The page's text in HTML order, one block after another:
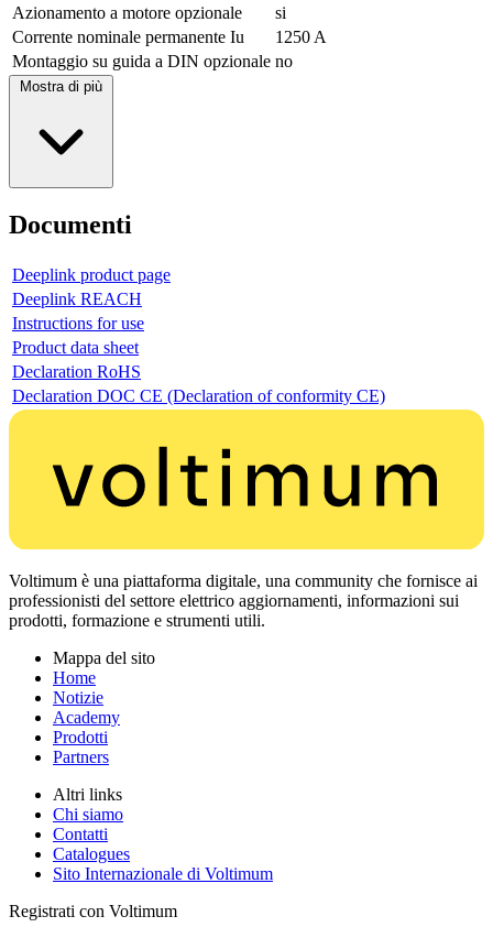
Azionamento a motore opzionale
si
Corrente nominale permanente Iu
1250 A
Montaggio su guida a DIN opzionale no
Mostra di più
Documenti
Deeplink product page
Deeplink REACH
Instructions for use
Product data sheet
Declaration RoHS
Declaration DOC CE (Declaration of conformity CE)
Voltimum è una piattaforma digitale, una community che fornisce ai
professionisti del settore elettrico aggiornamenti, informazioni sui
prodotti, formazione e strumenti utili.
Mappa del sito
Home
Notizie
Academy
Prodotti
Partners
Altri links
Chi siamo
Contatti
Catalogues
Sito Internazionale di Voltimum
Registrati con Voltimum